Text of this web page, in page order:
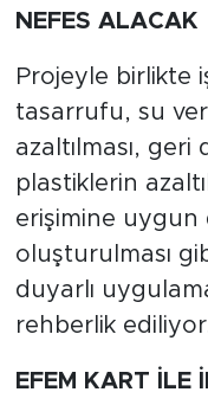
NEFES ALACAK
Projeyle birlikte
tasarrufu, su
azaltılması, geri
plastiklerin
erişimine uygun
oluşturulması
duyarlı
rehberlik
EFEM KART İLE